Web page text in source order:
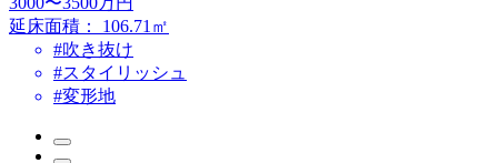
延床面積：
106.71㎡
#吹き抜け
#スタイリッシュ
#変形地